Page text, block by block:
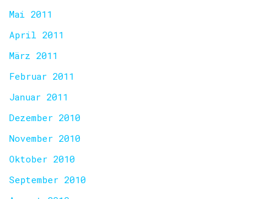
Mai 2011
April 2011
März 2011
Februar 2011
Januar 2011
Dezember 2010
November 2010
Oktober 2010
September 2010